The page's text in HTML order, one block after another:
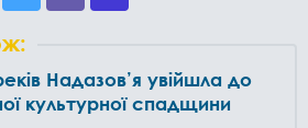
Надазов’я увійшла до
культурної спадщини